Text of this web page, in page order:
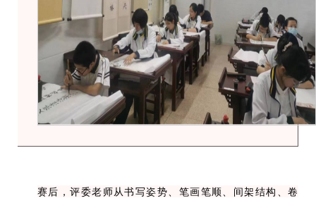
赛后，评委老师从书写姿势、笔画笔顺、间架结构、卷